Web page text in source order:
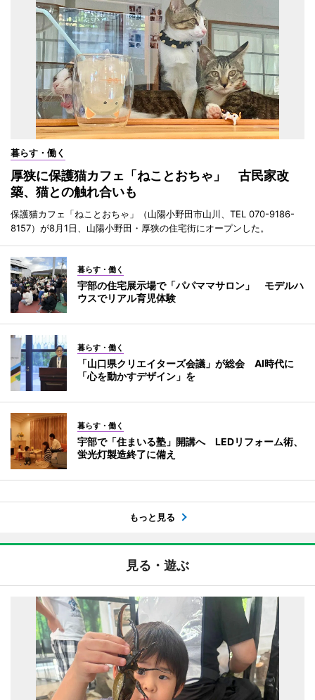
暮らす・働く
厚狭に保護猫カフェ「ねことおちゃ」 古民家改
築、猫との触れ合いも
保護猫カフェ「ねことおちゃ」（山陽小野田市山川、TEL 070-9186-
8157）が8月1日、山陽小野田・厚狭の住宅街にオープンした。
暮らす・働く
宇部の住宅展示場で「パパママサロン」 モデルハ
ウスでリアル育児体験
暮らす・働く
「山口県クリエイターズ会議」が総会 AI時代に
「心を動かすデザイン」を
暮らす・働く
宇部で「住まいる塾」開講へ LEDリフォーム術、
蛍光灯製造終了に備え
もっと見る
見る・遊ぶ